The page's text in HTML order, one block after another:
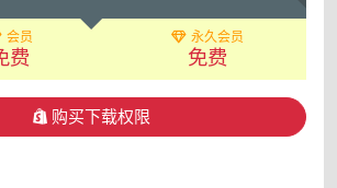
会员
费
永久会员
免费
购买下载权限